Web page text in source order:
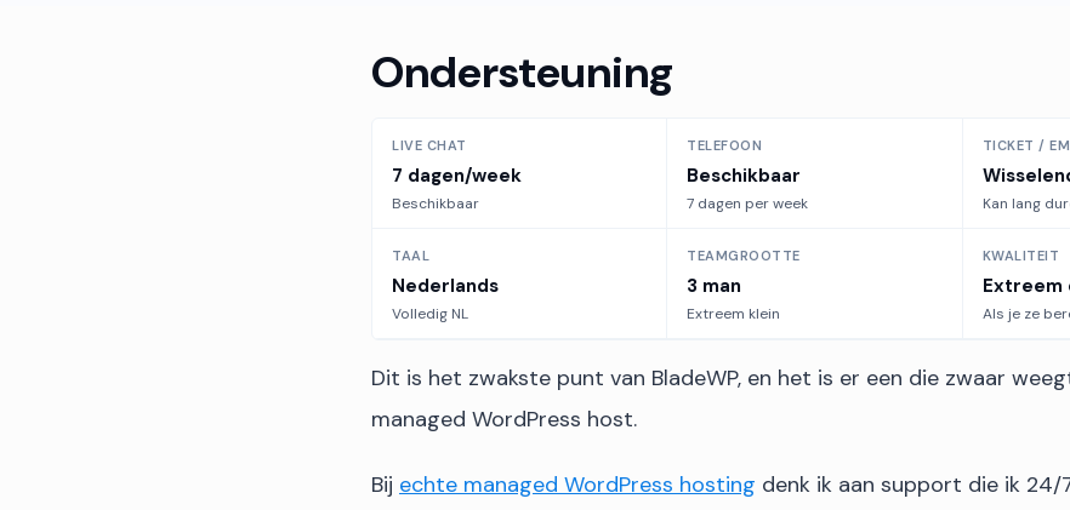
Ondersteuning
LIVE CHAT
7 dagen/week
Beschikbaar
TELEFOON
Beschikbaar
7 dagen per week
TICKET /
Kan lang
TAAL
Nederlands
Volledig NL
TEAMGROOTTE
3 man
Extreem klein
KWALITEIT
Extreem
Als je ze
Dit is het zwakste punt van BladeWP, en het is er een die zwaar
managed WordPress host.
Bij echte managed WordPress hosting denk ik aan support die ik 24/